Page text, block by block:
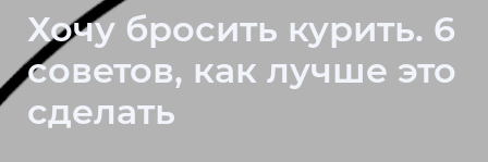
Хочу бросить курить. 6
советов, как лучше это
сделать